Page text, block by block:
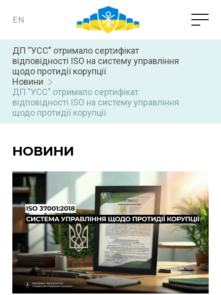
EN
ПРО ПІДПРИЄМСТВО
Партнерство та партнери
Нормативно-законодавча база
Запобігання корупції
Звітність
НОВИНИ
ВСІ ПОСЛУГИ
Національний центр резервування державних
Захищений гостьовий Wi-Fi
Кваліфіковані електронні довірчі послуги
Авторизації ІКС з безпеки
Централізована закупівельна організація
Колокейшн
Захищений вузол Інтернет – доступу
НЦР
ВАКАНСІЇ
КОНТАКТИ
ДП “УСС” отримало сертифікат
відповідності ISO на систему управління
щодо протидії корупції
Новини
ДП "УСС" отримало сертифікат
відповідності ISO на систему управління
щодо протидії корупції
НОВИНИ